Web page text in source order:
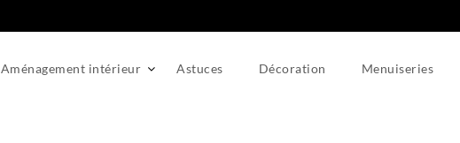
Aménagement intérieur Astuces Décoration Menuiseries